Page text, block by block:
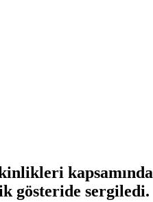
gösteride sergiledi.